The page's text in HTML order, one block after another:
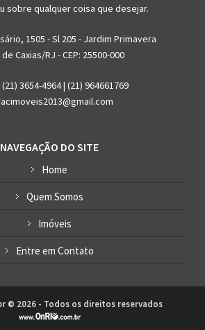
sobre qualquer coisa que desejar.
1505 - Sl 205 - Jardim Primavera
Caxias/RJ - CEP: 25500-000
3654-4964 | (21) 964661769
NAVEGAÇÃO DO SITE
Home
Quem Somos
Imóveis
Entre em Contato
© 2026 - Todos os direitos reservados